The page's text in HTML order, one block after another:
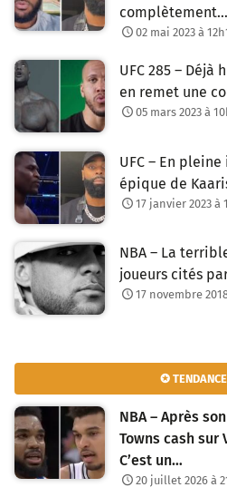
02 mai 2023 à
UFC 285 – Déjà
en remet une
05 mars 2023 à
UFC – En
épique de
17 janvier 2023 à
NBA – La
joueurs cités
17 novembre
✪
NBA – Après
Towns cash sur
C’est un…
20 juillet 2026 à